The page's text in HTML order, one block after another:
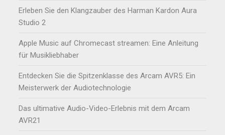
Erleben Sie den Klangzauber des Harman Kardon Aura
Studio 2
Apple Music auf Chromecast streamen: Eine Anleitung
für Musikliebhaber
Entdecken Sie die Spitzenklasse des Arcam AVR5: Ein
Meisterwerk der Audiotechnologie
Das ultimative Audio-Video-Erlebnis mit dem Arcam
AVR21